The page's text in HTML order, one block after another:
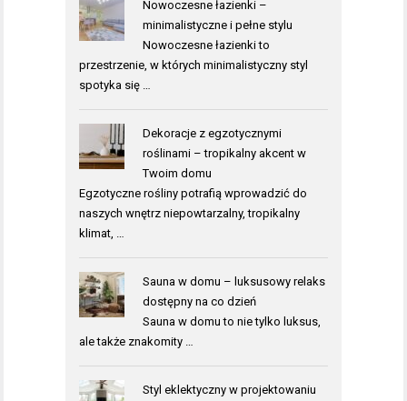
Nowoczesne łazienki –
minimalistyczne i pełne stylu
Nowoczesne łazienki to
przestrzenie, w których minimalistyczny styl
spotyka się …
Dekoracje z egzotycznymi
roślinami – tropikalny akcent w
Twoim domu
Egzotyczne rośliny potrafią wprowadzić do
naszych wnętrz niepowtarzalny, tropikalny
klimat, …
Sauna w domu – luksusowy relaks
dostępny na co dzień
Sauna w domu to nie tylko luksus,
ale także znakomity …
Styl eklektyczny w projektowaniu